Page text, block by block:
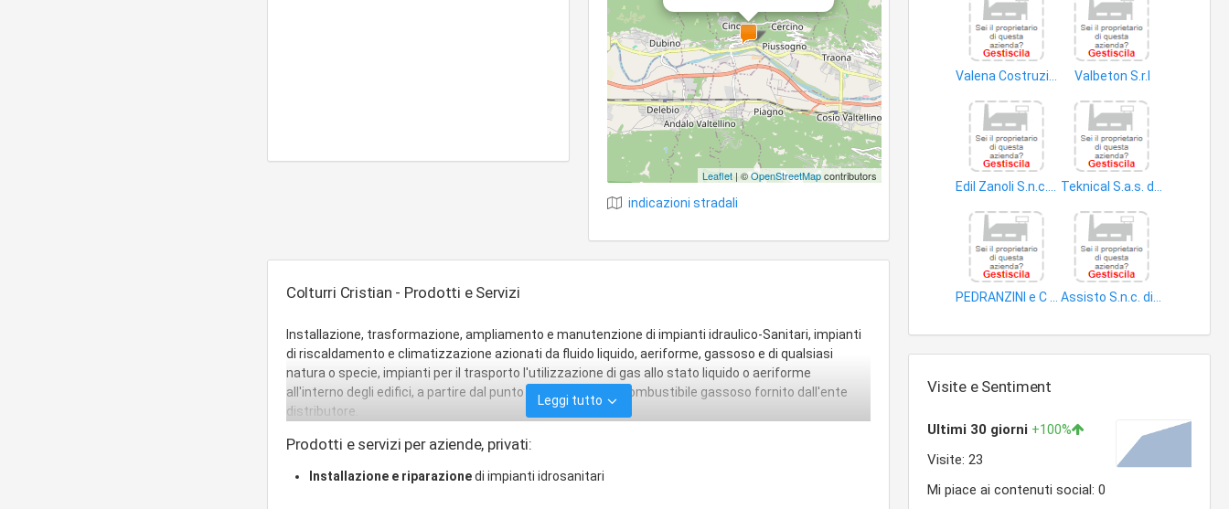
Leaflet| ©OpenStreetMapcontributors
indicazioni stradali
Colturri Cristian - Prodotti e Servizi
Installazione, trasformazione, ampliamento e manutenzione di impianti idraulico-Sanitari, impianti
di riscaldamento e climatizzazione azionati da fluido liquido, aeriforme, gassoso e di qualsiasi
natura o specie, impianti per il trasporto l'utilizzazione di gas allo stato liquido o aeriforme
all'interno degli edifici, a partire dal punto di consegna del combustibile gassoso fornito dall'ente
distributore.
Leggi tutto
Prodotti e servizi per aziende, privati:
Installazione e riparazionedi impianti idrosanitari
Valbeton S.r.l
Visite e Sentiment